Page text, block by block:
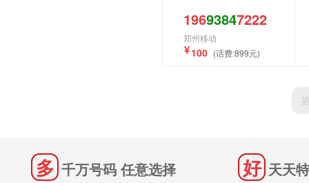
19693847222
郑州移动
100 (话费:899元)
千万号码 任意选择 天天